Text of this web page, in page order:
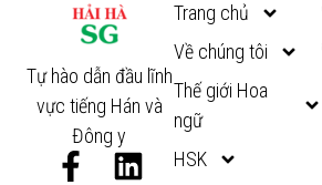
Tự hào dẫn đầu lĩnh
vực tiếng Hán và
Đông y
F
L
Trang chủ
Về chúng tôi
Thế giới Hoa
ngữ
HSK